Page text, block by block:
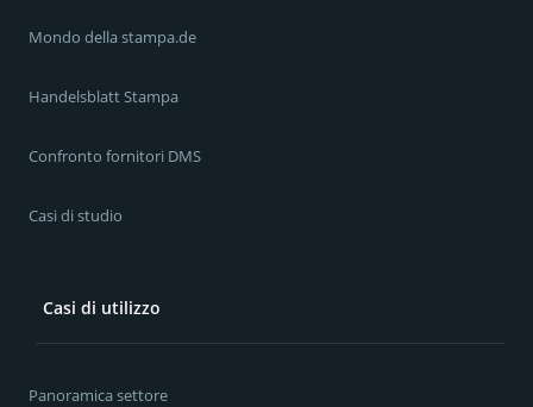
Mondo della stampa.de
Handelsblatt Stampa
Confronto fornitori DMS
Casi di studio
Casi di utilizzo
Panoramica settore